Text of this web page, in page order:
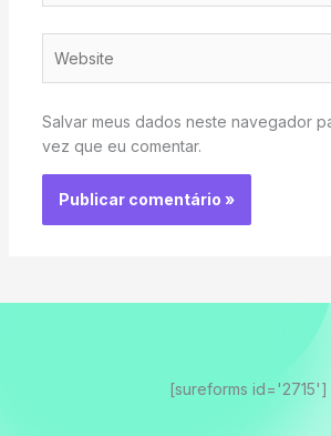
Salvar meus dados neste navegador
vez que eu comentar.
[sureforms id='2715']